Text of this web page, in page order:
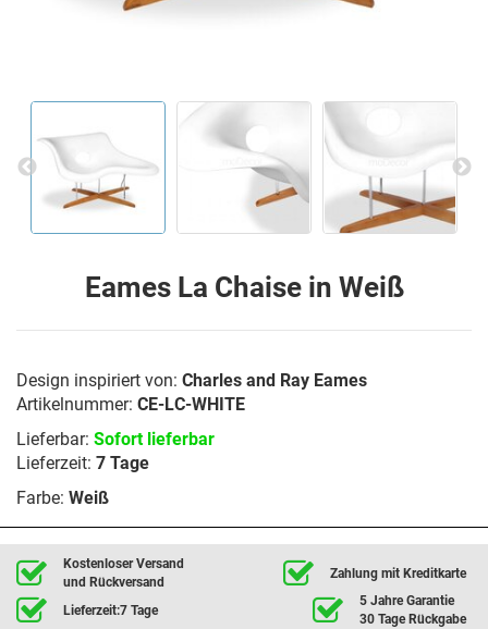
Eames La Chaise in Weiß
Design inspiriert von: Charles and Ray Eames
Artikelnummer: CE-LC-WHITE
Lieferbar: Sofort lieferbar
Lieferzeit: 7 Tage
Farbe: Weiß
Kostenloser Versand
und Rückversand
Zahlung mit Kreditkarte
Lieferzeit:7 Tage
5 Jahre Garantie
30 Tage Rückgabe